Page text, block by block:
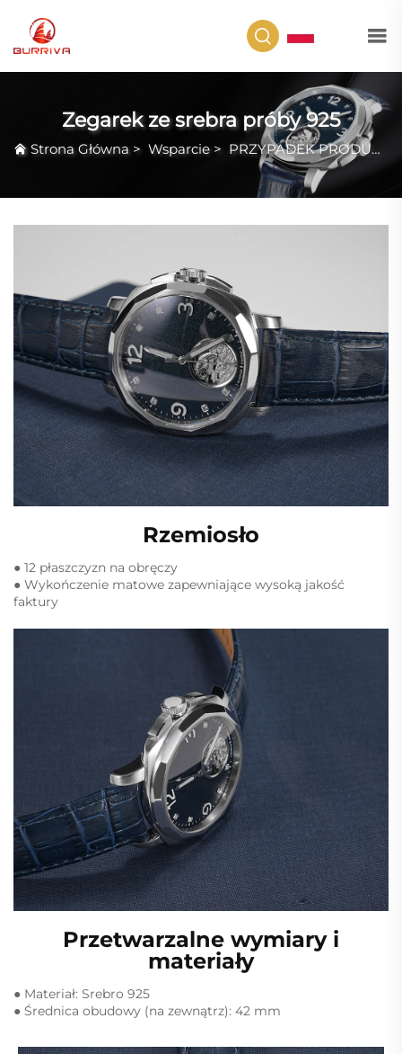
Zegarek ze srebra próby 925
Strona Główna> Wsparcie > PRZYPADEK PRODUKTU
Rzemiosło
● 12 płaszczyzn na obręczy
● Wykończenie matowe zapewniające wysoką jakość
faktury
Przetwarzalne wymiary i
materiały
● Materiał: Srebro 925
● Średnica obudowy (na zewnątrz): 42 mm